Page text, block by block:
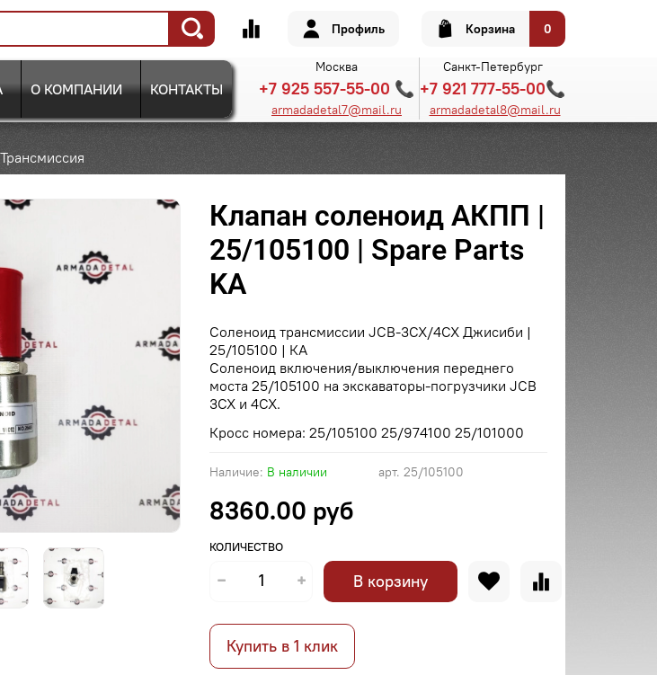
Профиль Корзина 0
О КОМПАНИИ КОНТАКТЫ
Москва Санкт-Петербург
+7 925 557-55-00 📞 +7 921 777-55-00📞
armadadetal7@mail.ru armadadetal8@mail.ru
Трансмиссия
арт.25/105100
Наличие: В наличии
Клапан соленоид АКПП |
25/105100 | Spare Parts
KA
8360.00 руб
КОЛИЧЕСТВО
В корзину
Купить в 1 клик
Соленоид трансмиссии JCB-3CX/4CX Джисиби |
25/105100 | КА
Соленоид включения/выключения переднего
моста 25/105100 на экскаваторы-погрузчики JCB
3CX и 4CX.
Кросс номера: 25/105100 25/974100 25/101000